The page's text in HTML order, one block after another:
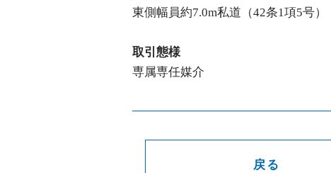
東側幅員約7.0m私道（42条1項5号）
取引態様
専属専任媒介
戻る